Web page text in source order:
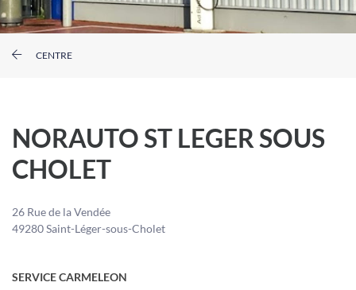
CENTRE
NORAUTO ST LEGER SOUS
CHOLET
26 Rue de la Vendée
49280 Saint-Léger-sous-Cholet
SERVICE CARMELEON